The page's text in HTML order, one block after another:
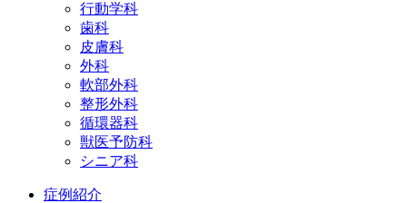
行動学科
歯科
皮膚科
外科
軟部外科
整形外科
循環器科
獣医予防科
シニア科
症例紹介